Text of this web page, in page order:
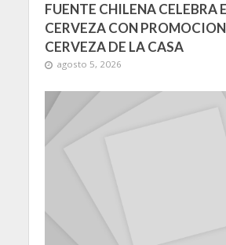
FUENTE CHILENA CELEBRA
CERVEZA CON
CERVEZA DE LA CASA
agosto 5, 2026